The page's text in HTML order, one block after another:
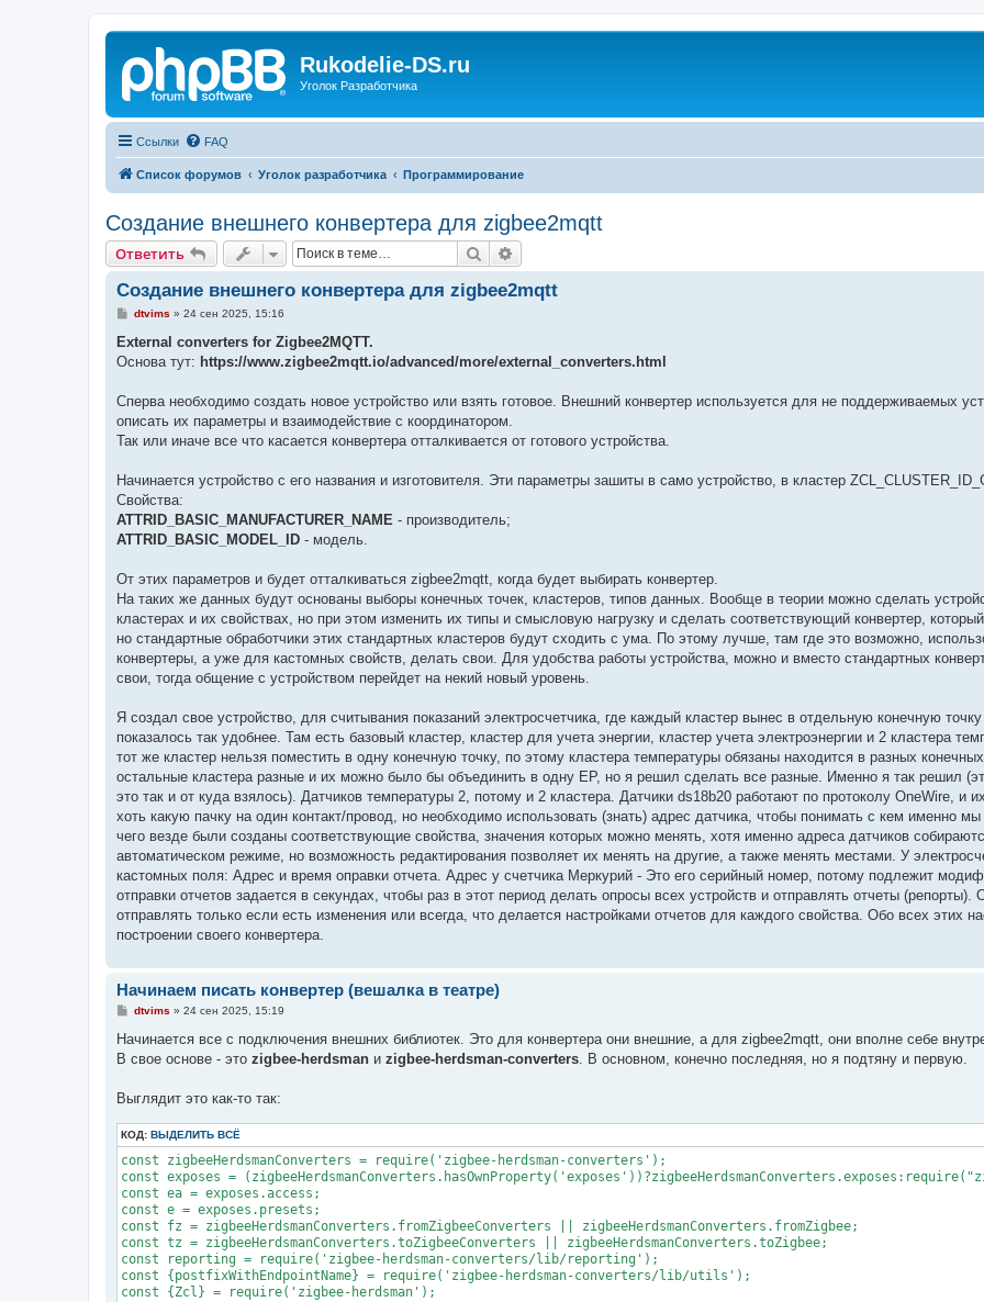
Rukodelie-DS.ru
Уголок Разработчика
Ссылки FAQ
Список форумов Уголок разработчика Программирование
Создание внешнего конвертера для zigbee2mqtt
Ответить Поиск
Создание внешнего конвертера для zigbee2mqtt
С
о
щ
и
е
dtvims » 24 сен 2025, 15:16
External converters for Zigbee2MQTT.
Основа тут: https://www.zigbee2mqtt.io/advanced/more/external_converters.html
Сперва необходимо создать новое устройство или взять готовое. Внешний конвертер используется для не поддерживаемых
описать их параметры и взаимодействие с координатором.
Так или иначе все что касается конвертера отталкивается от готового устройства.
Начинается устройство с его названия и изготовителя. Эти параметры зашиты в само устройство, в кластер
Свойства:
ATTRID_BASIC_MANUFACTURER_NAME - производитель;
ATTRID_BASIC_MODEL_ID - модель.
От этих параметров и будет отталкиваться zigbee2mqtt, когда будет выбирать конвертер.
На таких же данных будут основаны выборы конечных точек, кластеров, типов данных. Вообще в теории можно сделать
кластерах и их свойствах, но при этом изменить их типы и смысловую нагрузку и сделать соответствующий конвертер,
но стандартные обработчики этих стандартных кластеров будут сходить с ума. По этому лучше, там где это возможно,
конвертеры, а уже для кастомных свойств, делать свои. Для удобства работы устройства, можно и вместо стандартных
свои, тогда общение с устройством перейдет на некий новый уровень.
Я создал свое устройство, для считывания показаний электросчетчика, где каждый кластер вынес в отдельную конечную
показалось так удобнее. Там есть базовый кластер, кластер для учета энергии, кластер учета электроэнергии и 2 кластера
тот же кластер нельзя поместить в одну конечную точку, по этому кластера температуры обязаны находится в разных
остальные кластера разные и их можно было бы объединить в одну EP, но я решил сделать все разные. Именно я так решил
это так и от куда взялось). Датчиков температуры 2, потому и 2 кластера. Датчики ds18b20 работают по протоколу OneWire, и
хоть какую пачку на один контакт/провод, но необходимо использовать (знать) адрес датчика, чтобы понимать с кем именно
чего везде были созданы соответствующие свойства, значения которых можно менять, хотя именно адреса датчиков
автоматическом режиме, но возможность редактирования позволяет их менять на другие, а также менять местами. У
кастомных поля: Адрес и время оправки отчета. Адрес у счетчика Меркурий - Это его серийный номер, потому подлежит
отправки отчетов задается в секундах, чтобы раз в этот период делать опросы всех устройств и отправлять отчеты (репорты).
отправлять только если есть изменения или всегда, что делается настройками отчетов для каждого свойства. Обо всех этих
построении своего конвертера.
Начинаем писать конвертер (вешалка в театре)
С
о
щ
и
dtvims » 24 сен 2025, 15:19
Начинается все с подключения внешних библиотек. Это для конвертера они внешние, а для zigbee2mqtt, они вполне себе
В свое основе - это zigbee-herdsman и zigbee-herdsman-converters. В основном, конечно последняя, но я подтяну и первую.
Выглядит это как-то так:
КОД: ВЫДЕЛИТЬ ВСЁ
const zigbeeHerdsmanConverters = require('zigbee-herdsman-converters');
const exposes =
const ea = exposes.access;
const e = exposes.presets;
const fz = zigbeeHerdsmanConverters.fromZigbeeConverters || zigbeeHerdsmanConverters.fromZigbee;
const tz = zigbeeHerdsmanConverters.toZigbeeConverters || zigbeeHerdsmanConverters.toZigbee;
const reporting = require('zigbee-herdsman-converters/lib/reporting');
const {postfixWithEndpointName} = require('zigbee-herdsman-converters/lib/utils');
const {Zcl} = require('zigbee-herdsman');